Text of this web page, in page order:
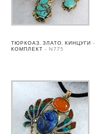
ТЮРКОАЗ, ЗЛАТО, КИНЦУГИ –
КОМПЛЕКТ – N775